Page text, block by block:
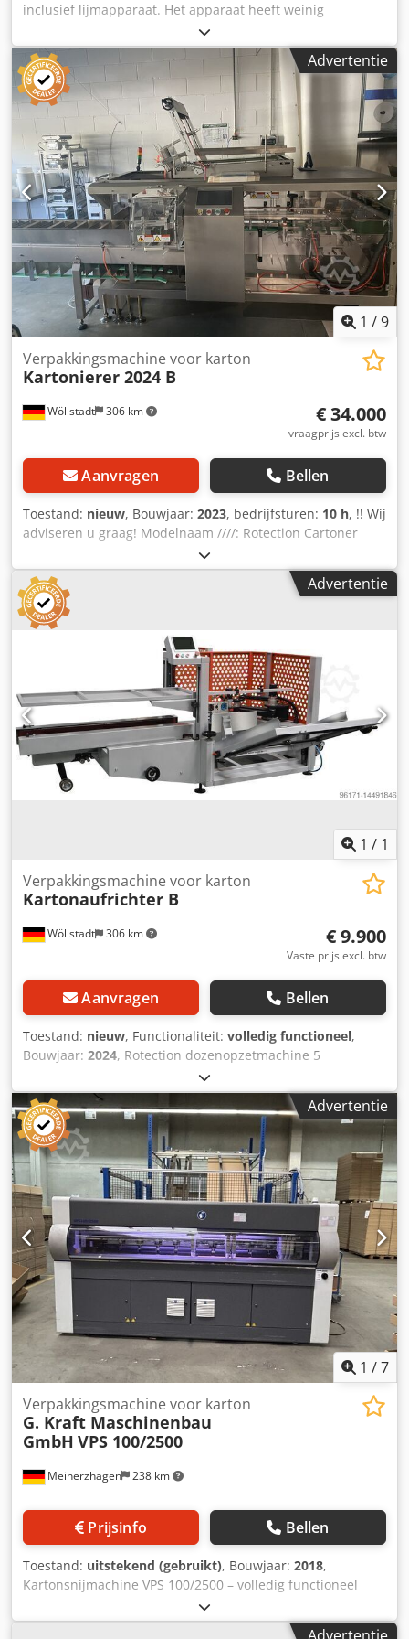
inclusief lijmapparaat. Het apparaat heeft weinig
bedrijfsuren. Het is met name geschikt voor producten die
vanaf de zijkant in de doos kunnen worden ingevoerd.
Chedsvb E Evepfx Amhea
Advertentie
1 /9
Wöllstadt 306 km
Verpakkingsmachine voor karton
Kartonierer 2024 B
€ 34.000
vraagprijs excl. btw
Aanvragen Bellen
Toestand: nieuw, Bouwjaar: 2023, bedrijfsturen: 10 h, !! Wij
adviseren u graag! Modelnaam ////: Rotection Cartoner
Kenmerken ////: Dubbele servo-feedregeling, met
smeltlijmstation, veiligheidsbehuizing en
veiligheidstechnologie Productieoriëntatie ////: Horizontaal
Csdpfx Asr E Dpasmhoha Transportsysteem ////:
Ventilatortransportband Kartonnen dozeninvoer ////: boven
met actieve transportband Bedieningsdisplay ////:
Touchscreen Aandrijvingen en besturing ////: 8
servomotoren en PLC-besturing Lengte doos ////: 150-300
mm Breedte doos ////: 120-260 mm Verpakkingshoogte ////:
50-100 mm Snelheid ////: 40-60 dozen/min. afhankelijk van
de doosgrootte en het productgewicht Aanbeveling voor
kartonnen dozen ////: voorgevouwen dozen, 250-350g/m³
Verbruik ////: ca. 9,5KW Voeding ////: 380 V / 50 Hz/ 3-fasen
Systeemgewicht ////: ca. 1000 kg Systeemafmetingen ////:
roestvrij staal met oppervlaktebehandeling" Hotmeltstation
Advertentie
1 / 1
Wöllstadt 306 km
Verpakkingsmachine voor karton
Kartonaufrichter B
€ 9.900
Vaste prijs excl. btw
Aanvragen Bellen
Toestand: nieuw, Functionaliteit: volledig functioneel,
Bouwjaar: 2024, Rotection dozenopzetmachine 5
servomotoren en PLC-besturing Csdpfx Amoq Ikhhjhjha 5-
20 dozen/min. afhankelijk van doosgrootte Huidige
levertijd minder dan 2 weken Garantie 1 jaar Advertentie
1 /7
Meinerzhagen 238 km
Verpakkingsmachine voor karton
G. Kraft Maschinenbau
GmbH VPS 100/2500
Prijsinfo Bellen
Toestand: uitstekend (gebruikt), Bouwjaar: 2018,
Kartonsnijmachine VPS 100/2500 – volledig functioneel
Volautomatische productie van omverpakkingen van
doorlopend golfkarton Toepassing: verpakking van